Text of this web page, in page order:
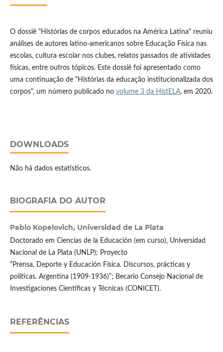
O dossiê "Histórias de corpos educados na América Latina" reuniu
análises de autores latino-americanos sobre Educação Física nas
escolas, cultura escolar nos clubes, relatos passados de atividades
físicas, entre outros tópicos. Este dossiê foi apresentado como
uma continuação de "Histórias da educação institucionalizada dos
corpos", um número publicado no volume 3 da HistELA, em 2020.
DOWNLOADS
Não há dados estatísticos.
BIOGRAFIA DO AUTOR
Pablo Kopelovich, Universidad de La Plata
Doctorado em Ciencias de la Educación (em curso), Universidad
Nacional de La Plata (UNLP); Proyecto
“Prensa, Deporte y Educación Física. Discursos, prácticas y
políticas. Argentina (1909-1936)”; Becario Consejo Nacional de
Investigaciones Científicas y Técnicas (CONICET).
REFERÊNCIAS